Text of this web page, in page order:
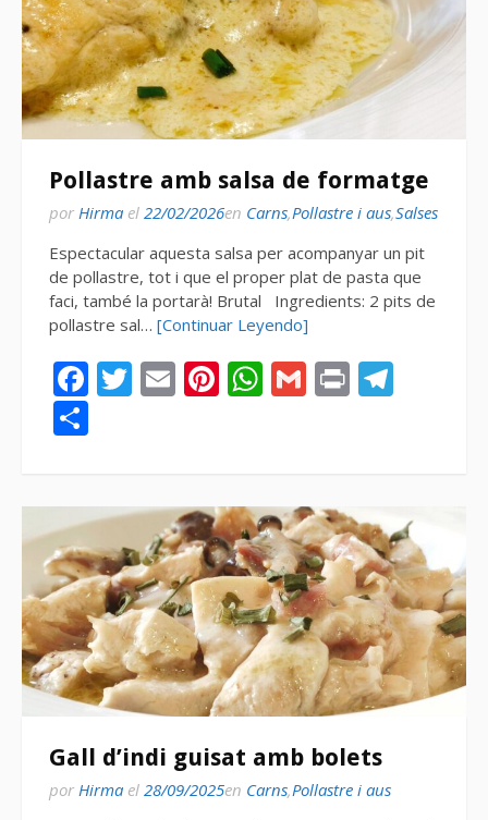
Pollastre amb salsa de formatge
por Hirma el 22/02/2026en Carns,Pollastre i aus,Salses
Espectacular aquesta salsa per acompanyar un pit
de pollastre, tot i que el proper plat de pasta que
faci, també la portarà! Brutal Ingredients: 2 pits de
pollastre sal… [Continuar Leyendo]
Facebook
Twitter
EmailPinterest
WhatsApp
Gmail
Print
Gall d’indi guisat amb bolets
por Hirma el 28/09/2025en Carns,Pollastre i aus